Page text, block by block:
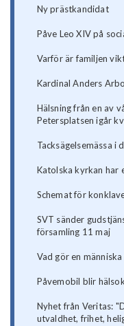
Ny prästkandidat
Påve Leo XIV på
Varför är familjen
Kardinal Anders
Hälsning från en av
Petersplatsen igår
Tacksägelsemässa i
Katolska kyrkan har
Schemat för
SVT sänder
församling 11 maj
Vad gör en
Påvemobil blir
Nyhet från Veritas:
utvaldhet, frihet,